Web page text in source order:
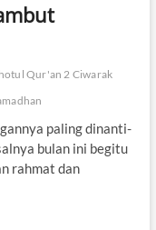
Qur'an 2 Ciwarak
paling dinanti-
bulan ini begitu
rahmat dan